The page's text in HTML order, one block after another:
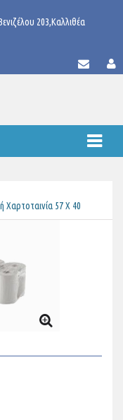
203,Καλλιθέα
Χαρτοταινία 57 X 40